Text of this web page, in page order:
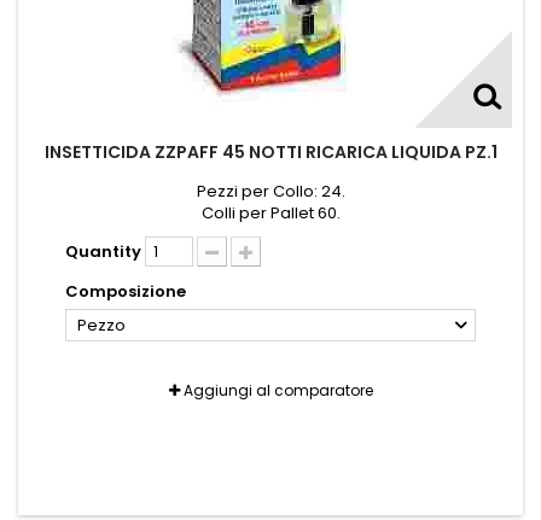
INSETTICIDA ZZPAFF 45 NOTTI RICARICA LIQUIDA PZ.1
Pezzi per Collo: 24.
Colli per Pallet 60.
Quantity
Composizione
Pezzo
Aggiungi al comparatore